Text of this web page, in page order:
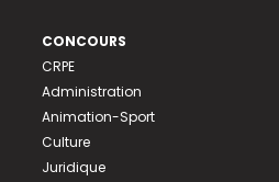
CONCOURS
CRPE
Administration
Animation-Sport
Culture
Juridique